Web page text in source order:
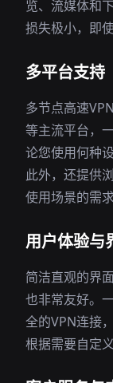
览、流媒体和
损失极小，即
多平台支持
多节点高速
等主流平台，
论您使用何种
此外，还提供
使用场景的需求
用户体验与
简洁直观的界
也非常友好。
全的VPN连接
根据需要自定